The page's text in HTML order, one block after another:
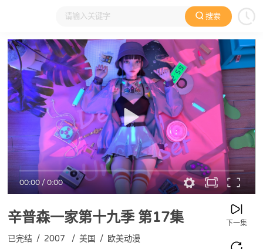
搜索
大家在看 日本动漫 国产动漫 欧美动漫 动漫电影
00:00/0:00
辛普森一家第十九季第17集 下一集
已完结 / 2007 / 美国 / 欧美动漫